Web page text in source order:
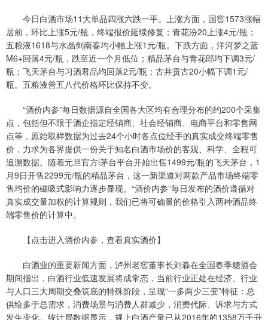
今日白酒市场11大单品四涨六跌一平。上涨方面，国窖1573涨幅
居前，环比上涨5元/瓶，终端报价延续修复；青花汾20上涨4元/瓶；
五粮液1618与水晶剑南春均小幅上涨1元/瓶。下跌方面，洋河梦之蓝
M6+回落4元/瓶，跌至近一个月低位；精品茅台与青花郎均下调3元/
瓶；飞天茅台与习酒君品均回落2元/瓶；古井贡古20小幅下调1元/
瓶。五粮液普五八代价格环比保持不变。
“酒价内参”每日数据源自全国各大区均有合理分布的约200个采集
点，包括但不限于酒企指定经销商、社会经销商、电商平台和零售网
点等，原始取样数据为过去24个小时各点位经手的真实成交终端零售
价，力求为各界提供一份关于知名白酒市场价的客观、科学、全程可
追溯数据。随着元旦官方i茅台平台开始出售1499元/瓶的飞天茅台，1
月9日开售2299元/瓶的精品茅台，这一新渠道对两款产品市场终端零
售均价的磁吸式影响力逐步显现。“酒价内参”每日发布的酒价遵循对
真实成交量加权的计算规则，我们已将可确量的价格引入两种酒品终
端零售价的计算中。
【点击进入酒价内参，查看真实酒价】
白酒业的重要新闻方面，泸州老窖董事长刘淼在全国春季糖酒会
期间指出，白酒行业低速发展将成常态，当前行业正处在经济、行业
与人口三大周期交叠筑底的特殊阶段，呈现“一多两少三变”特征：总
供给多于总需求，消费场景与消费人群减少，消费代际、诉求与方式
发生变化。统计局数据显示，规上白酒产量已从2016年的1358万千升